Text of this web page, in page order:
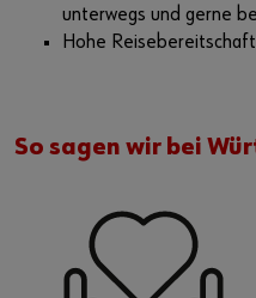
unterwegs und gerne
Hohe
So sagen wir bei